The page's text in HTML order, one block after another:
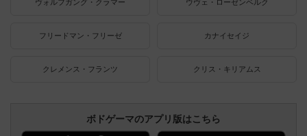
ヴォルフガング・クラマー ウヴェ・ローゼンベルク
フリードマン・フリーゼ カナイセイジ
クレメンス・フランツ クリス・キリアムス
ボドゲーマのアプリ版はこちら